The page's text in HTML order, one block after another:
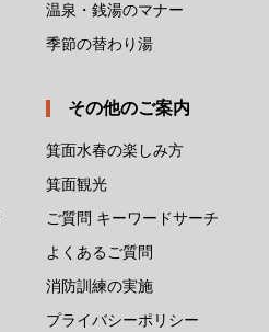
温泉・銭湯のマナー
季節の替わり湯
その他のご案内
箕面水春の楽しみ方
箕面観光
ご質問 キーワードサーチ
よくあるご質問
消防訓練の実施
プライバシーポリシー